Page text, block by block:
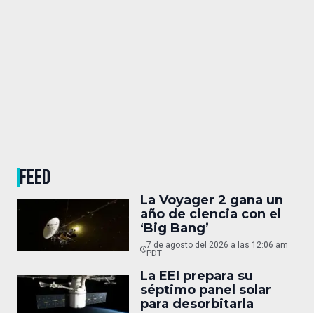
FEED
La Voyager 2 gana un
año de ciencia con el
‘Big Bang’
7 de agosto del 2026 a las 12:06 am
PDT
La EEI prepara su
séptimo panel solar
para desorbitarla